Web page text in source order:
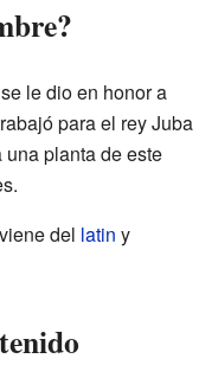
le dio en honor a
para el rey Juba
planta de este
del latin y